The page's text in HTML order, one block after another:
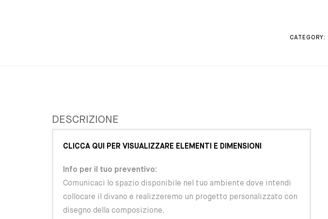
CATEGORY:
DESCRIZIONE
CLICCA QUI PER VISUALIZZARE ELEMENTI E DIMENSIONI
Info per il tuo preventivo:
Comunicaci lo spazio disponibile nel tuo ambiente dove intendi
collocare il divano e realizzeremo un progetto personalizzato con
disegno della composizione.